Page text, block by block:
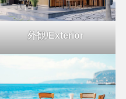
外観/Exterior